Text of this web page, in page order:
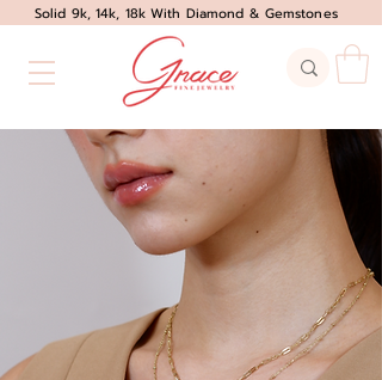
Solid 9k, 14k, 18k With Diamond & Gemstones